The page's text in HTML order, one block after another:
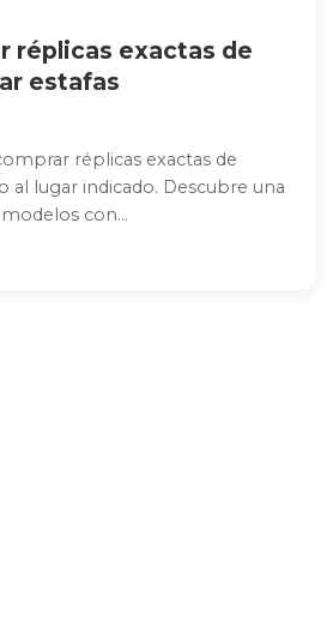
réplicas exactas de
estafas
réplicas exactas de
al lugar indicado. Descubre una
con...